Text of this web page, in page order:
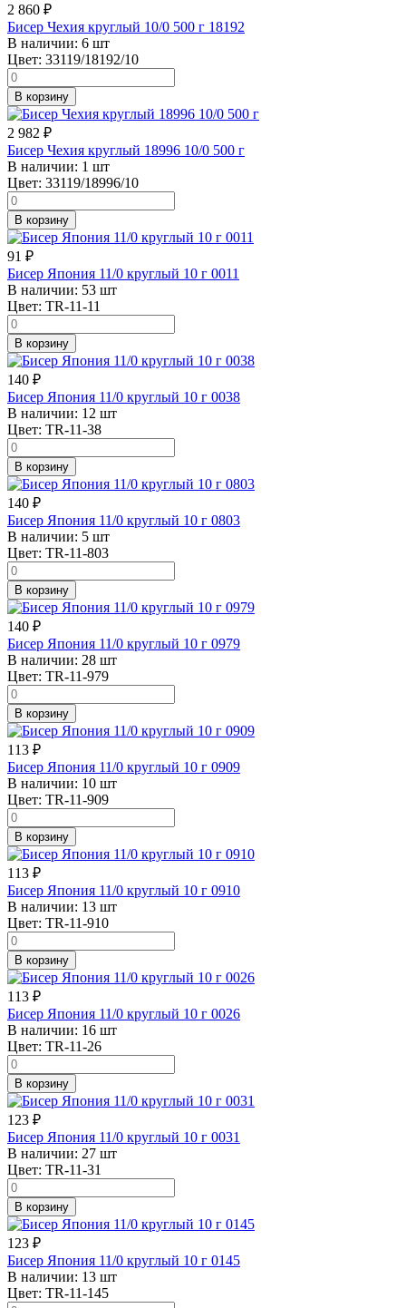
2 860 ₽
Бисер Чехия круглый 10/0 500 г 18192
В наличии: 6 шт
Цвет: 33119/18192/10
В корзину
2 982 ₽
Бисер Чехия круглый 18996 10/0 500 г
В наличии: 1 шт
Цвет: 33119/18996/10
В корзину
91 ₽
Бисер Япония 11/0 круглый 10 г 0011
В наличии: 53 шт
Цвет: TR-11-11
В корзину
140 ₽
Бисер Япония 11/0 круглый 10 г 0038
В наличии: 12 шт
Цвет: TR-11-38
В корзину
140 ₽
Бисер Япония 11/0 круглый 10 г 0803
В наличии: 5 шт
Цвет: TR-11-803
В корзину
140 ₽
Бисер Япония 11/0 круглый 10 г 0979
В наличии: 28 шт
Цвет: TR-11-979
В корзину
113 ₽
Бисер Япония 11/0 круглый 10 г 0909
В наличии: 10 шт
Цвет: TR-11-909
В корзину
113 ₽
Бисер Япония 11/0 круглый 10 г 0910
В наличии: 13 шт
Цвет: TR-11-910
В корзину
113 ₽
Бисер Япония 11/0 круглый 10 г 0026
В наличии: 16 шт
Цвет: TR-11-26
В корзину
123 ₽
Бисер Япония 11/0 круглый 10 г 0031
В наличии: 27 шт
Цвет: TR-11-31
В корзину
123 ₽
Бисер Япония 11/0 круглый 10 г 0145
В наличии: 13 шт
Цвет: TR-11-145